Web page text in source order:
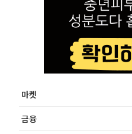
마켓
금융